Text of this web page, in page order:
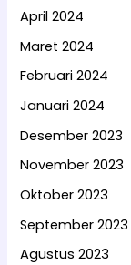
April 2024
Maret 2024
Februari 2024
Januari 2024
Desember 2023
November 2023
Oktober 2023
September 2023
Agustus 2023